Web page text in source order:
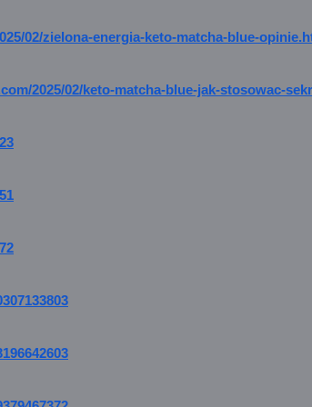
02/zielona-energia-keto-matcha-blue-
2025/02/keto-matcha-blue-jak-stosowac-